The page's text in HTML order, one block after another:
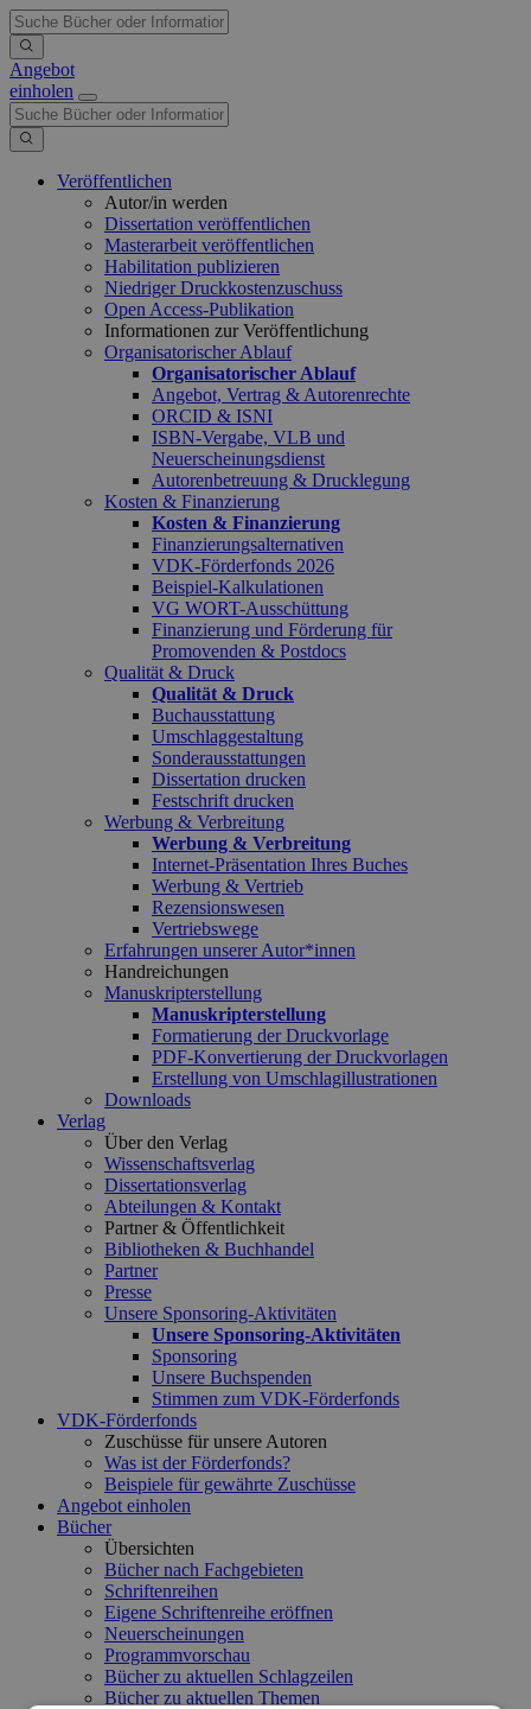
Angebot
einholen
Veröffentlichen
Autor/in werden
Dissertation veröffentlichen
Masterarbeit veröffentlichen
Habilitation publizieren
Niedriger Druckkostenzuschuss
Open Access-Publikation
Informationen zur Veröffentlichung
Organisatorischer Ablauf
Organisatorischer Ablauf
Angebot, Vertrag & Autorenrechte
ORCID & ISNI
ISBN-Vergabe, VLB und
Neuerscheinungsdienst
Autorenbetreuung & Drucklegung
Kosten & Finanzierung
Kosten & Finanzierung
Finanzierungsalternativen
VDK-Förderfonds 2026
Beispiel-Kalkulationen
VG WORT-Ausschüttung
Finanzierung und Förderung für
Promovenden & Postdocs
Qualität & Druck
Qualität & Druck
Buchausstattung
Umschlaggestaltung
Sonderausstattungen
Dissertation drucken
Festschrift drucken
Werbung & Verbreitung
Werbung & Verbreitung
Internet-Präsentation Ihres Buches
Werbung & Vertrieb
Rezensionswesen
Vertriebswege
Erfahrungen unserer Autor*innen
Handreichungen
Manuskripterstellung
Manuskripterstellung
Formatierung der Druckvorlage
PDF-Konvertierung der Druckvorlagen
Erstellung von Umschlagillustrationen
Downloads
Verlag
Über den Verlag
Wissenschaftsverlag
Dissertationsverlag
Abteilungen & Kontakt
Partner & Öffentlichkeit
Bibliotheken & Buchhandel
Partner
Presse
Unsere Sponsoring-Aktivitäten
Unsere Sponsoring-Aktivitäten
Sponsoring
Unsere Buchspenden
Stimmen zum VDK-Förderfonds
VDK-Förderfonds
Zuschüsse für unsere Autoren
Was ist der Förderfonds?
Beispiele für gewährte Zuschüsse
Angebot einholen
Bücher
Übersichten
Bücher nach Fachgebieten
Schriftenreihen
Eigene Schriftenreihe eröffnen
Neuerscheinungen
Programmvorschau
Bücher zu aktuellen Schlagzeilen
Bücher zu aktuellen Themen